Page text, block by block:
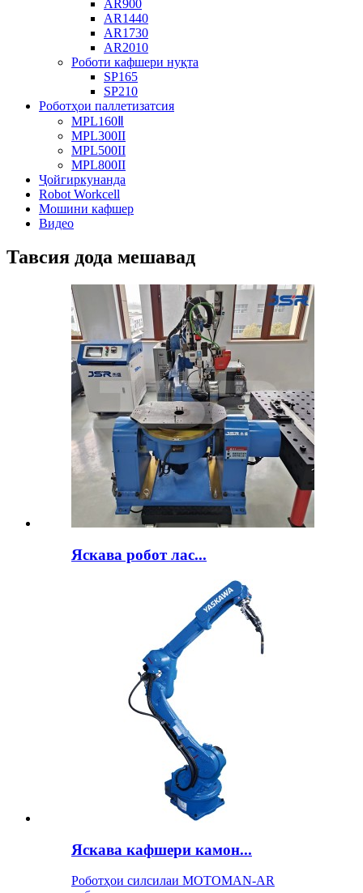
AR900
AR1440
AR1730
AR2010
Роботи кафшери нуқта
SP165
SP210
Роботҳои паллетизатсия
MPL160Ⅱ
MPL300II
MPL500II
MPL800II
Ҷойгиркунанда
Robot Workcell
Мошини кафшер
Видео
Тавсия дода мешавад
Яскава робот лас...
Яскава кафшери камон...
Роботҳои силсилаи MOTOMAN-AR